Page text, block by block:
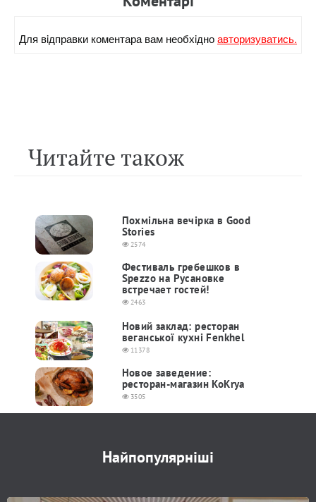
Для вiдправки коментара вам необхiдноавторизуватись.
Читайте також
Похмільна вечірка в Good
Stories
2574
Фестиваль гребешков в
Spezzo на Русановке
встречает гостей!
2463
Новий заклад: ресторан
веганської кухні Fenkhel
11378
Новое заведение:
ресторан-магазин KoKrya
3505
Найпопулярніші